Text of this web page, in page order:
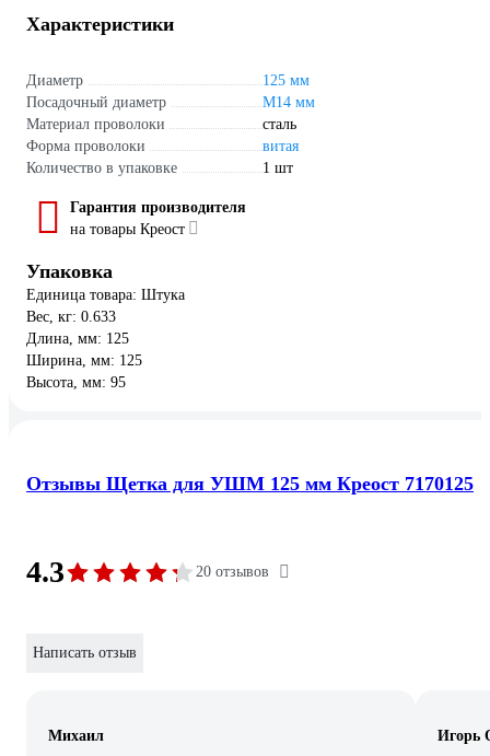
Характеристики
Диаметр
125 мм
Посадочный диаметр
М14 мм
Материал проволоки
сталь
Форма проволоки
витая
Количество в упаковке
1 шт
Гарантия производителя
на товары Креост
Упаковка
Единица товара: Штука
Вес, кг: 0.633
Длина, мм: 125
Ширина, мм: 125
Высота, мм: 95
Отзывы Щетка для УШМ 125 мм Креост 7170125
4.3 20 отзывов
Написать отзыв
Михаил Игорь